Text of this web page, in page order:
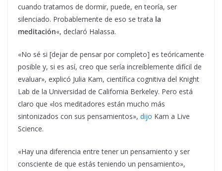
cuando tratamos de dormir, puede, en teoría, ser
silenciado. Probablemente de eso se trata la
meditación«, declaró Halassa.
«No sé si [dejar de pensar por completo] es teóricamente
posible y, si es así, creo que sería increíblemente difícil de
evaluar», explicó Julia Kam, científica cognitiva del Knight
Lab de la Universidad de California Berkeley. Pero está
claro que «los meditadores están mucho más
sintonizados con sus pensamientos», dijo Kam a Live
Science.
«Hay una diferencia entre tener un pensamiento y ser
consciente de que estás teniendo un pensamiento»,